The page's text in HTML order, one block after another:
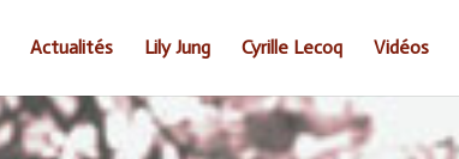
Actualités Lily Jung Cyrille Lecoq Vidéos